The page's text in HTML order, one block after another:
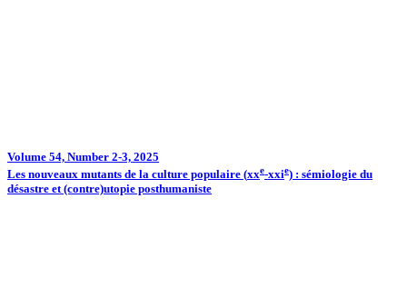
Volume 54, Number 2-3, 2025
Les nouveaux mutants de la culture populaire (xxe-xxie) : sémiologie du
désastre et (contre)utopie posthumaniste